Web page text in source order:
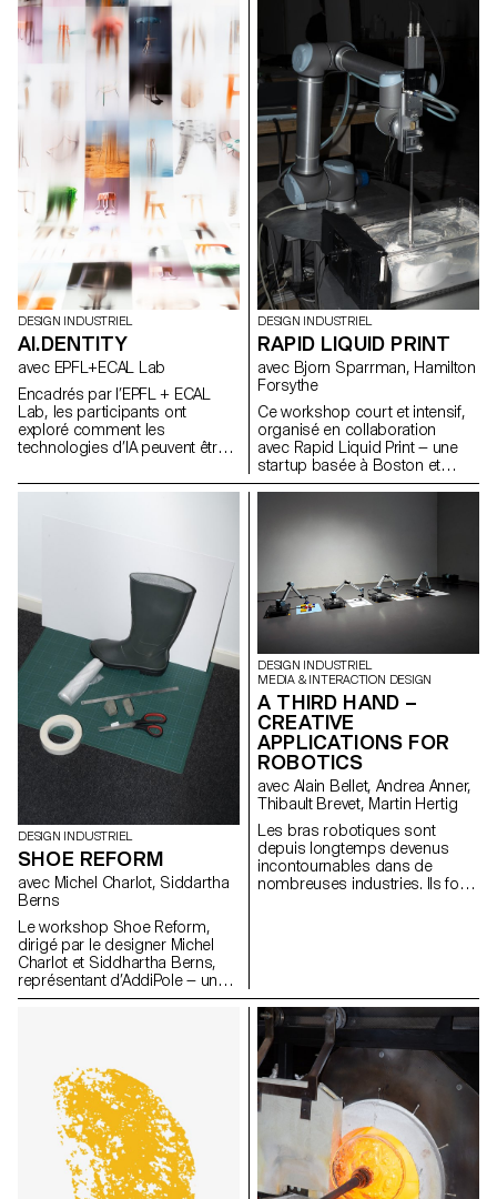
pour contenir, transporter et
verser des liquides. Les objets
devaient être inscrits dans un
contexte précis que les
étudiant·e·s ont défini au début
du projet.
canevas ouvert, encourageant
les étudiants en design
industriel de l'ECAL à s'écarter
des méthodes traditionnelles
de résolution de problèmes.
DESIGN INDUSTRIEL
AI.DENTITY
avec EPFL+ECAL Lab
Encadrés par l’EPFL + ECAL
Lab, les participants ont
exploré comment les
technologies d’IA peuvent être
produits pour améliorer la
fondements théoriques de l’IA
tout en expérimentant des
applications pratiques à travers
divers cas d’usage.
DESIGN INDUSTRIEL
RAPID LIQUID PRINT
avec Bjorn Sparrman, Hamilton
Forsythe
Ce workshop court et intensif,
organisé en collaboration
avec Rapid Liquid Print — une
startup basée à Boston et
issue du Self-Assembly Lab du
fondements de l’Embedded 3D
Printing, en questionnant de
poétique ce qu’est une courbe,
une surface ou un volume
épaissi lorsqu’il passe du
monde numérique à la réalité
DESIGN INDUSTRIEL
SHOE REFORM
avec Michel Charlot, Siddartha
Berns
Le workshop Shoe Reform,
dirigé par le designer Michel
Charlot et Siddhartha Berns,
représentant d’AddiPole — un
hub dédié au reverse
exploration innovante des
technologies de numérisation
3D, en collaboration avec le
Technopôle Sainte-Croix.
DESIGN INDUSTRIEL
MEDIA & INTERACTION DESIGN
A THIRD HAND –
CREATIVE
APPLICATIONS FOR
ROBOTICS
avec Alain Bellet, Andrea Anner,
Thibault Brevet, Martin Hertig
Les bras robotiques sont
depuis longtemps devenus
incontournables dans de
nombreuses industries. Ils font
cela notamment en raison d'un
manque évident de ressources
de référence adaptées à cette
communauté. Il en va de même
au sein des écoles d’art et de
design qui investissent de plus
en plus souvent dans ce type
d’équipement sans pour autant
avoir les ressources pour les
exploiter. Ce projet de
recherche se base sur des cas